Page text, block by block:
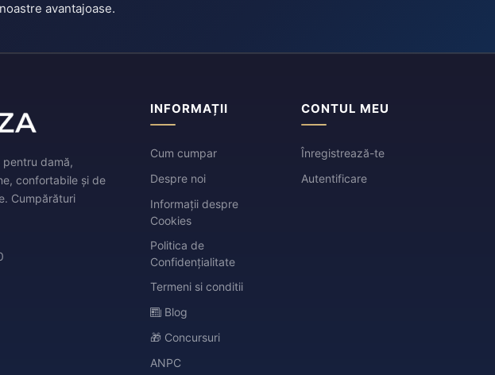
avantajoase.
pentru damă,
confortabile și de
Cumpărături
INFORMAȚII
Cum cumpar
Despre noi
Informații despre
Cookies
Politica de
Confidențialitate
Termeni si conditii
Blog
🎁 Concursuri
ANPC
CONTUL MEU
Înregistrează-te
Autentificare